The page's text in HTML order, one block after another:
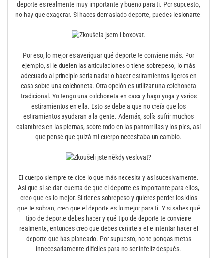
deporte es realmente muy importante y bueno para ti. Por supuesto,
no hay que exagerar. Si haces demasiado deporte, puedes lesionarte.
Por eso, lo mejor es averiguar qué deporte te conviene más. Por
ejemplo, si le duelen las articulaciones o tiene sobrepeso, lo más
adecuado al principio sería nadar o hacer estiramientos ligeros en
casa sobre una colchoneta. Otra opción es utilizar una colchoneta
tradicional. Yo tengo una colchoneta en casa y hago yoga y varios
estiramientos en ella. Esto se debe a que no creía que los
estiramientos ayudaran a la gente. Además, solía sufrir muchos
calambres en las piernas, sobre todo en las pantorrillas y los pies, así
que pensé que quizá mi cuerpo necesitaba un cambio.
El cuerpo siempre te dice lo que más necesita y así sucesivamente.
Así que si se dan cuenta de que el deporte es importante para ellos,
creo que es lo mejor. Si tienes sobrepeso y quieres perder los kilos
que te sobran, creo que el deporte es lo mejor para ti. Y si sabes qué
tipo de deporte debes hacer y qué tipo de deporte te conviene
realmente, entonces creo que debes ceñirte a él e intentar hacer el
deporte que has planeado. Por supuesto, no te pongas metas
innecesariamente difíciles para no ser infeliz después.